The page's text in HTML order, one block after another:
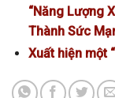
“Năng Lượng
Thành Sức
Xuất hiện một